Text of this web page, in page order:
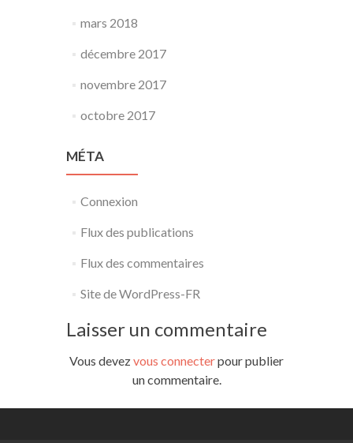
mars 2018
décembre 2017
novembre 2017
octobre 2017
MÉTA
Connexion
Flux des publications
Flux des commentaires
Site de WordPress-FR
Laisser un commentaire
Vous devezvous connecterpour publier
un commentaire.